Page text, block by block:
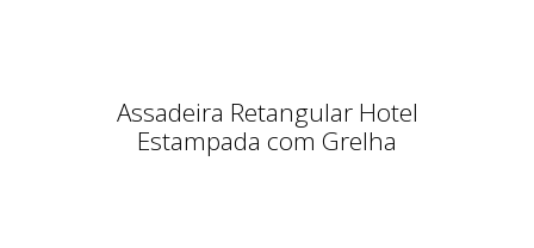
Assadeira Retangular Hotel
Estampada com Grelha